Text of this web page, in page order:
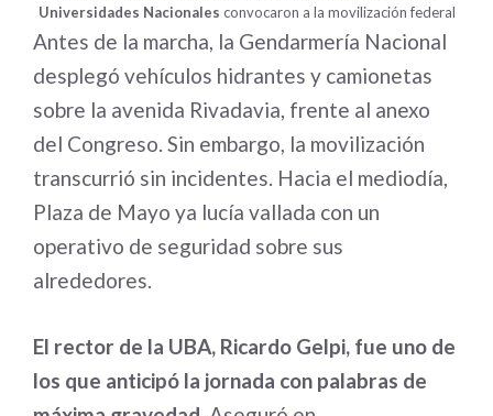
Universidades Nacionales convocaron a la movilización federal
Antes de la marcha, la Gendarmería Nacional
desplegó vehículos hidrantes y camionetas
sobre la avenida Rivadavia, frente al anexo
del Congreso. Sin embargo, la movilización
transcurrió sin incidentes. Hacia el mediodía,
Plaza de Mayo ya lucía vallada con un
operativo de seguridad sobre sus
alrededores.
El rector de la UBA, Ricardo Gelpi, fue uno de
los que anticipó la jornada con palabras de